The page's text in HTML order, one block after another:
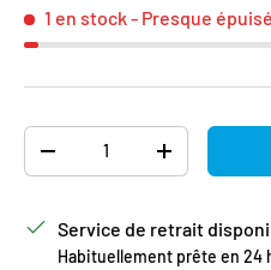
1 en stock- Presque
DIMINUER LA QUANTITÉ
AUGMENTER
Service de retrait
Habituellement prête en 24